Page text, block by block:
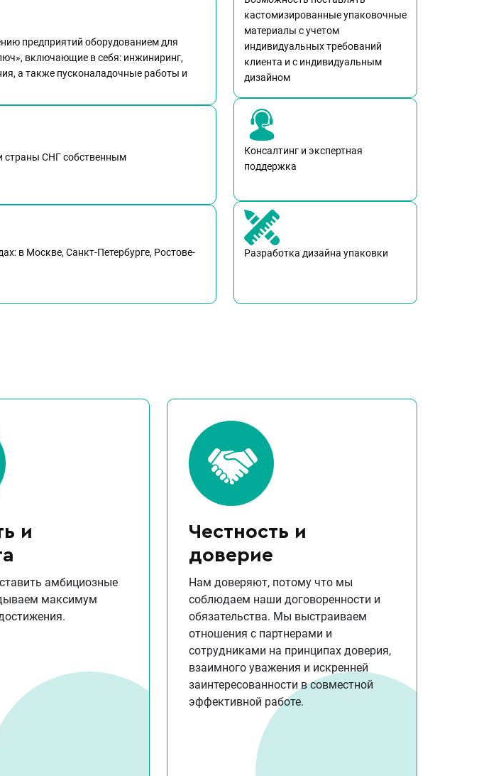
предприятий оборудованием для
включающие в себя: инжиниринг,
а также пусконаладочные работы и
страны СНГ собственным
в Москве, Санкт-Петербурге, Ростове-
кастомизированные упаковочные
материалы с учетом
индивидуальных требований
клиента и с индивидуальным
дизайном
Консалтинг и экспертная
поддержка
Разработка дизайна упаковки
и
амбициозные
максимум
Честность и
доверие
Нам доверяют, потому что мы
соблюдаем наши договоренности и
обязательства. Мы выстраиваем
отношения с партнерами и
сотрудниками на принципах доверия,
взаимного уважения и искренней
заинтересованности в совместной
эффективной работе.